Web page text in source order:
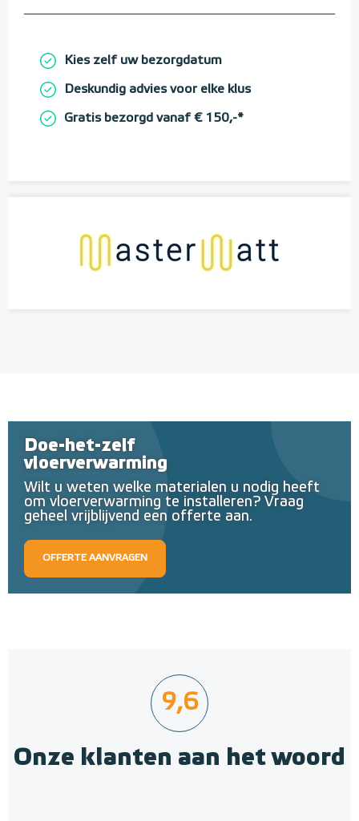
Kies zelf uw bezorgdatum
Deskundig advies voor elke klus
Gratis bezorgd vanaf € 150,-*
Doe-het-zelf
vloerverwarming
Wilt u weten welke materialen u nodig heeft
om vloerverwarming te installeren? Vraag
geheel vrijblijvend een offerte aan.
OFFERTE AANVRAGEN
9,6
Onze klanten aan het woord